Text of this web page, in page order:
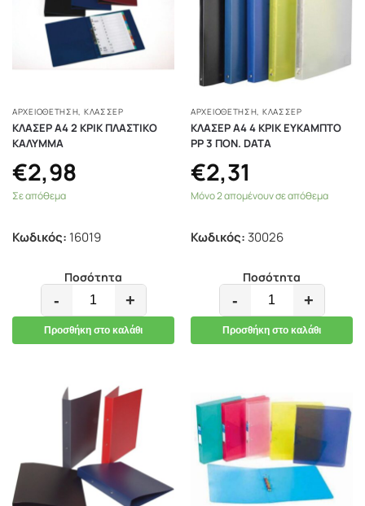
ΑΡΧΕΙΟΘΕΤΗΣΗ, ΚΛΑΣΣΈΡ
ΚΛΑΣΕΡ Α4 2 ΚΡΙΚ ΠΛΑΣΤΙΚΟ
ΚΑΛΥΜΜΑ
€2,98
Σε απόθεμα
Κωδικός: 16019
Ποσότητα
- +
Προσθήκη στο καλάθι
ΑΡΧΕΙΟΘΕΤΗΣΗ, ΚΛΑΣΣΈΡ
ΚΛΑΣΕΡ Α4 4 ΚΡΙΚ ΕΥΚΑMΠΤΟ
ΡΡ 3 ΠΟΝ. DATA
€2,31
Μόνο 2 απομένουν σε απόθεμα
Κωδικός: 30026
Ποσότητα
- +
Προσθήκη στο καλάθι